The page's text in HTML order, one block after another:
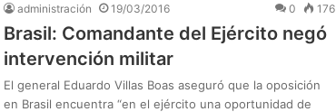
administración 19/03/2016 0 176
Brasil: Comandante del Ejército negó
intervención militar
El general Eduardo Villas Boas aseguró que la oposición
en Brasil encuentra “en el ejército una oportunidad de